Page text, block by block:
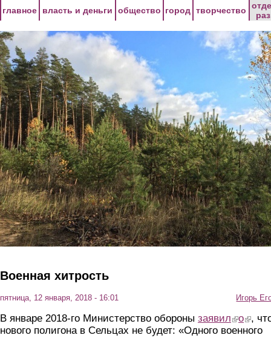
главное власть и деньги общество город творчество
Военная хитрость
пятница, 12 января, 2018 - 16:01 Игорь
В январе 2018-го Министерство обороны заявил (link is
о(link is
,
нового полигона в Сельцах не будет: «Одного военного